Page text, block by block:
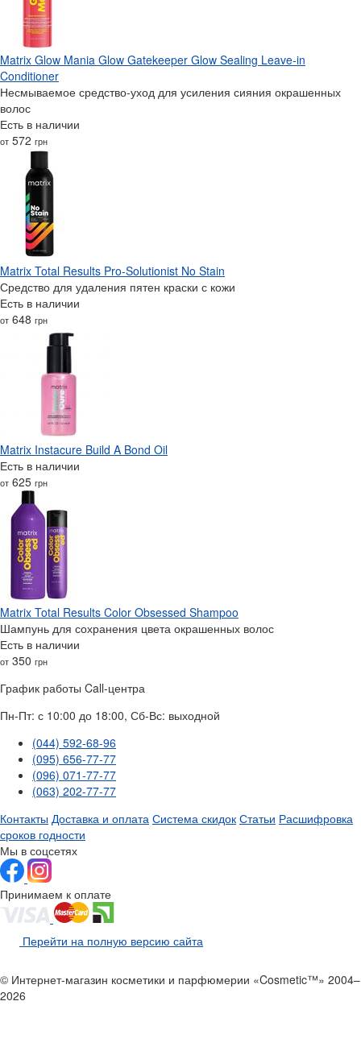
Matrix Glow Mania Glow Gatekeeper Glow Sealing Leave-in
Conditioner
Несмываемое средство-уход для усиления сияния окрашенных
волос
Есть в наличии
от 572 грн
Matrix Total Results Pro-Solutionist No Stain
Средство для удаления пятен краски с кожи
Есть в наличии
от 648 грн
Matrix Instacure Build A Bond Oil
Есть в наличии
от 625 грн
Matrix Total Results Color Obsessed Shampoo
Шампунь для сохранения цвета окрашенных волос
Есть в наличии
от 350 грн
График работы Call-центра
Пн-Пт: с 10:00 до 18:00, Сб-Вс: выходной
(044) 592-68-96
(095) 656-77-77
(096) 071-77-77
(063) 202-77-77
Контакты Доставка и оплата Система скидок Статьи Расшифровка
сроков годности
Мы в соцсетях
Принимаем к оплате
Перейти на полную версию сайта
© Интернет-магазин косметики и парфюмерии «Cosmetic™» 2004–
2026